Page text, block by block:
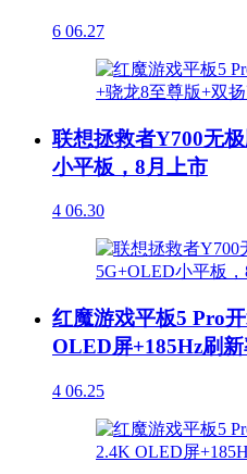
6 06.27
联想拯救者Y700无
小平板，8月上市
4 06.30
红魔游戏平板5 Pro
OLED屏+185Hz刷
4 06.25